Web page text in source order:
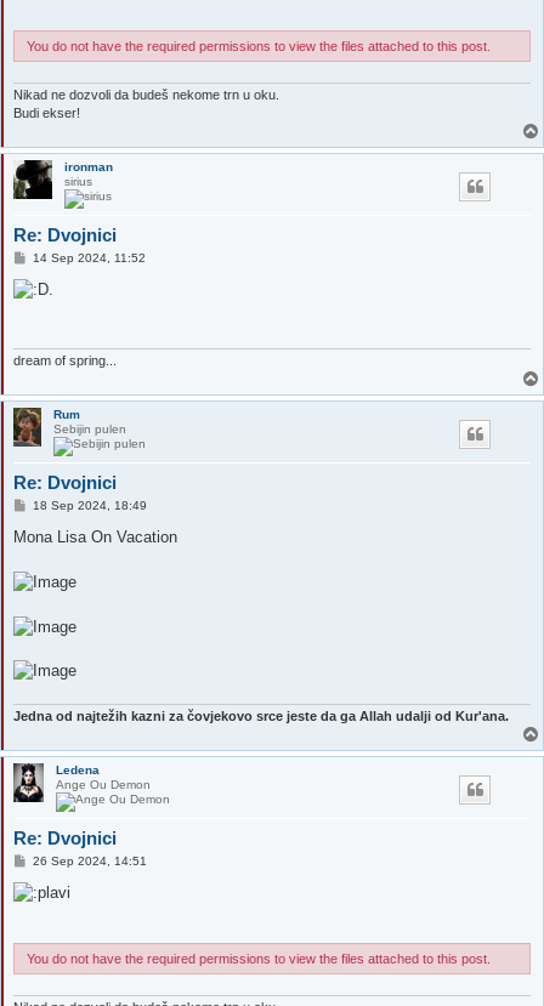
You do not have the required permissions to view the files attached to this post.
Nikad ne dozvoli da budeš nekome trn u oku.
Budi ekser!
ironman
sirius
Re: Dvojnici
P
s
t
14 Sep 2024, 11:52
dream of spring...
Rum
Sebijin pulen
Re: Dvojnici
P
s
18 Sep 2024, 18:49
Mona Lisa On Vacation
Jedna od najtežih kazni za čovjekovo srce jeste da ga Allah udalji od Kur'ana.
Ledena
Ange Ou Demon
Re: Dvojnici
P
s
t
26 Sep 2024, 14:51
You do not have the required permissions to view the files attached to this post.